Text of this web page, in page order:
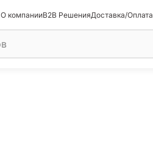
О компанииB2B РешенияДоставка/Оплата